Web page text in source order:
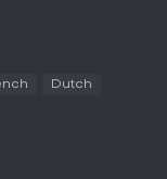
ponad osiem godzin, z
graczy, w którym
Dutch